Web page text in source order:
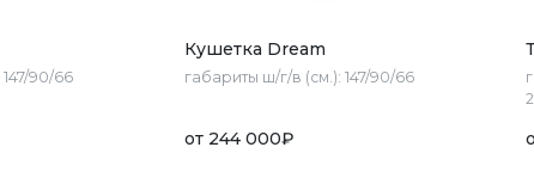
147/90/66
Кушетка Dream
габариты ш/г/в (см.): 147/90/66
от 244 000₽